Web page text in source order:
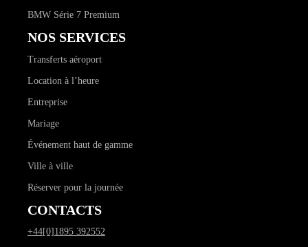
BMW Série 7 Premium
NOS SERVICES
Transferts aéroport
Location à l’heure
Entreprise
Mariage
Événement haut de gamme
Ville à ville
Réserver pour la journée
CONTACTS
+44[0]1895 392552